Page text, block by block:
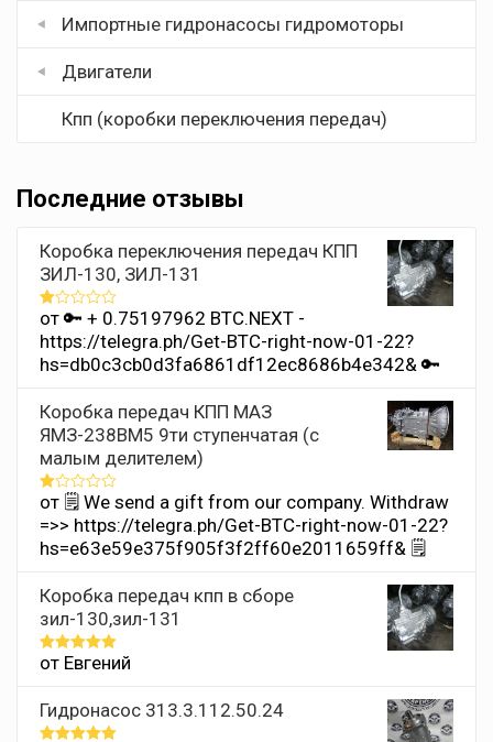
Импортные гидронасосы гидромоторы
Двигатели
Кпп (коробки переключения передач)
Последние отзывы
Коробка переключения передач КПП
ЗИЛ-130, ЗИЛ-131
Оценка
1
из
5
от 🔑 + 0.75197962 BTC.NEXT -
https://telegra.ph/Get-BTC-right-now-01-22?
hs=db0c3cb0d3fa6861df12ec8686b4e342& 🔑
Коробка передач КПП МАЗ
ЯМЗ-238ВМ5 9ти ступенчатая (с
малым делителем)
Оценка
из
5
от 🗒 We send a gift from our company. Withdrаw
=>> https://telegra.ph/Get-BTC-right-now-01-22?
hs=e63e59e375f905f3f2ff60e2011659ff& 🗒
Коробка передач кпп в сборе
зил-130,зил-131
Оценка5
от Евгений
Гидронасос 313.3.112.50.24